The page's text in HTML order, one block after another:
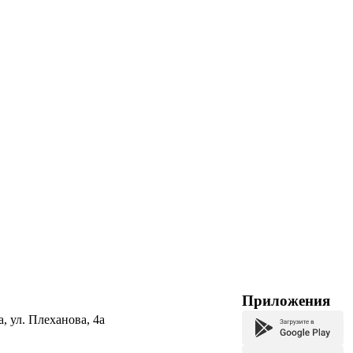
ул. Плеханова, 4а
Приложения